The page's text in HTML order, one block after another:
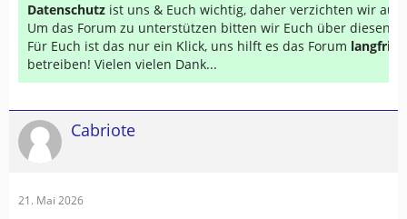
Datenschutz ist uns & Euch wichtig, daher verzichten wir auf
Um das Forum zu unterstützen bitten wir Euch über diesen
Für Euch ist das nur ein Klick, uns hilft es das Forum
betreiben! Vielen vielen Dank...
Cabriote
21. Mai 2026